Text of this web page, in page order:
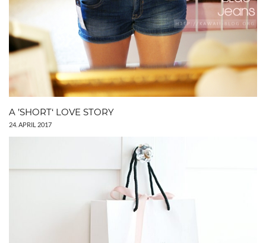
A ’SHORT‘ LOVE STORY
24. APRIL 2017